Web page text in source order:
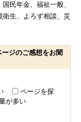
民年金、福祉一般、
生、よろず相談、災
ジのご感想をお聞
ページを探
が多い